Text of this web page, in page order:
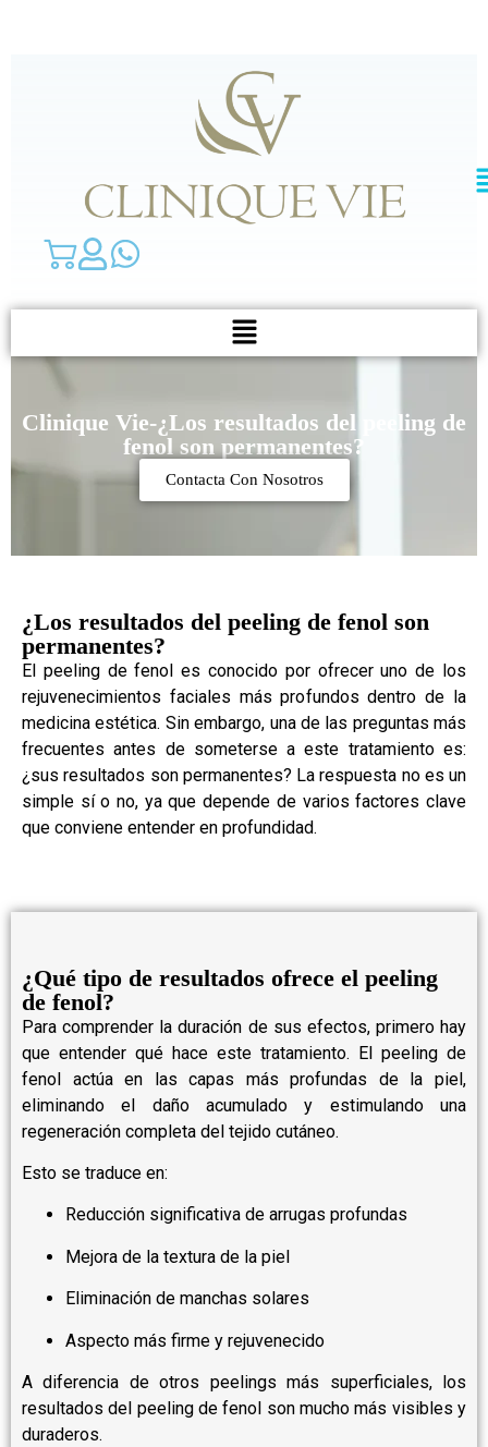
Clinique Vie-¿Los resultados del peeling de
fenol son permanentes?
Contacta Con Nosotros
¿Los resultados del peeling de fenol son
permanentes?
El peeling de fenol es conocido por ofrecer uno de los
rejuvenecimientos faciales más profundos dentro de la
medicina estética. Sin embargo, una de las preguntas más
frecuentes antes de someterse a este tratamiento es:
¿sus resultados son permanentes? La respuesta no es un
simple sí o no, ya que depende de varios factores clave
que conviene entender en profundidad.
¿Qué tipo de resultados ofrece el peeling
de fenol?
Para comprender la duración de sus efectos, primero hay
que entender qué hace este tratamiento. El peeling de
fenol actúa en las capas más profundas de la piel,
eliminando el daño acumulado y estimulando una
regeneración completa del tejido cutáneo.
Esto se traduce en:
Reducción significativa de arrugas profundas
Mejora de la textura de la piel
Eliminación de manchas solares
Aspecto más firme y rejuvenecido
A diferencia de otros peelings más superficiales, los
resultados del peeling de fenol son mucho más visibles y
duraderos.